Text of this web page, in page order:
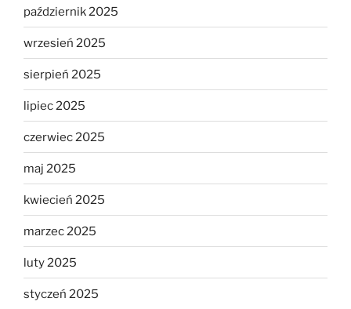
październik 2025
wrzesień 2025
sierpień 2025
lipiec 2025
czerwiec 2025
maj 2025
kwiecień 2025
marzec 2025
luty 2025
styczeń 2025